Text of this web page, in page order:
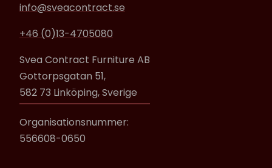
info@sveacontract.se
+46 (0)13-4705080
Svea Contract Furniture AB
Gottorpsgatan 51,
582 73 Linköping, Sverige
Organisationsnummer:
556608-0650